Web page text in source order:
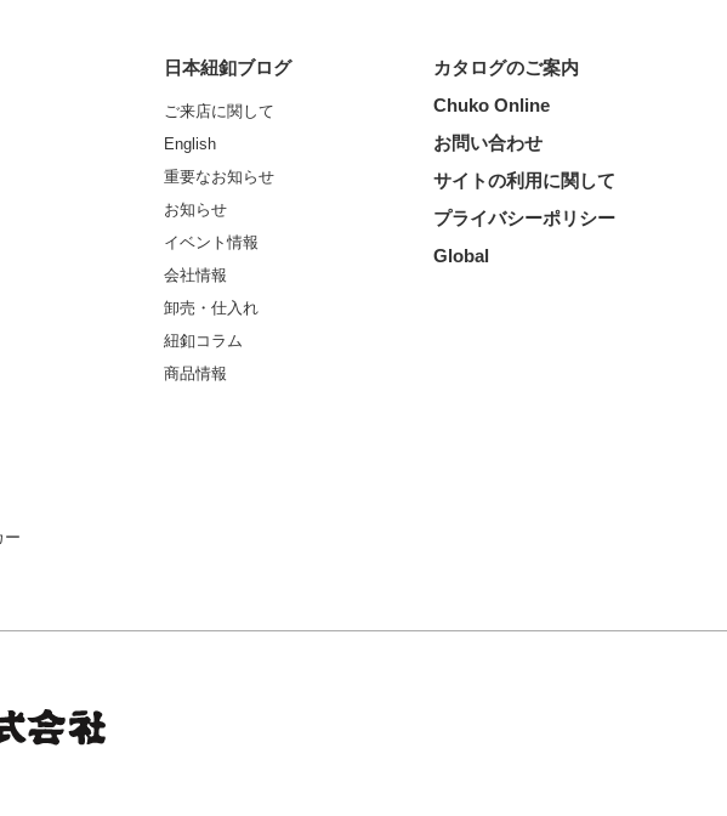
ー
日本紐釦ブログ
ご来店に関して
English
重要なお知らせ
お知らせ
イベント情報
会社情報
卸売・仕入れ
紐釦コラム
商品情報
カタログのご案内
Chuko Online
お問い合わせ
サイトの利用に関して
プライバシーポリシー
Global